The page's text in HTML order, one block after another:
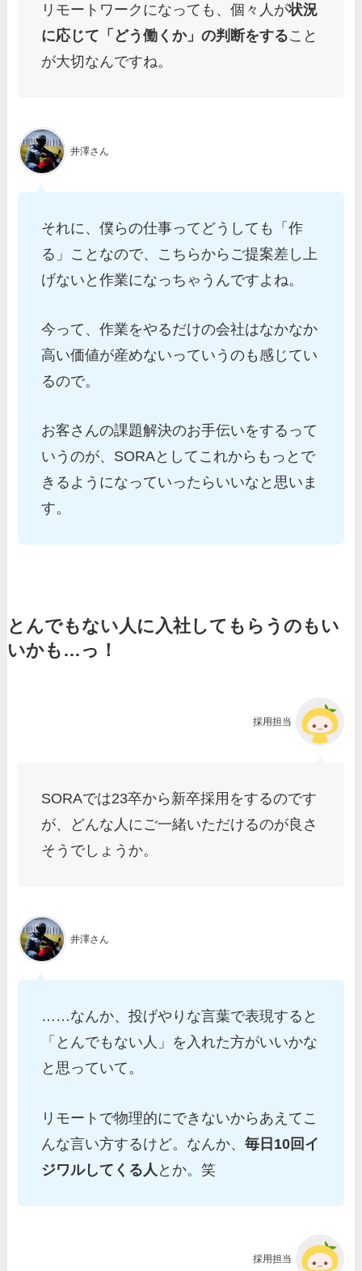
リモートワークになっても、個々人が状況
に応じて「どう働くか」の判断をすること
が大切なんですね。
井澤さん
それに、僕らの仕事ってどうしても「作
る」ことなので、こちらからご提案差し上
げないと作業になっちゃうんですよね。
今って、作業をやるだけの会社はなかなか
高い価値が産めないっていうのも感じてい
るので。
お客さんの課題解決のお手伝いをするって
いうのが、SORAとしてこれからもっとで
きるようになっていったらいいなと思いま
す。
とんでもない人に入社してもらうのもい
いかも…っ！
採用担当
SORAでは23卒から新卒採用をするのです
が、どんな人にご一緒いただけるのが良さ
そうでしょうか。
井澤さん
……なんか、投げやりな言葉で表現すると
「とんでもない人」を入れた方がいいかな
と思っていて。
リモートで物理的にできないからあえてこ
んな言い方するけど。なんか、毎日10回イ
ジワルしてくる人 とか。笑
採用担当